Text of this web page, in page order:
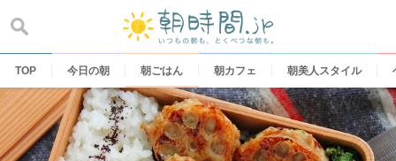
content
TOP 今日の朝 朝ごはん 朝カフェ 朝美人スタイル